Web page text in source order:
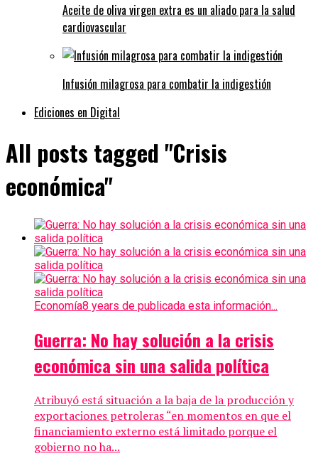
Aceite de oliva virgen extra es un aliado para la salud
cardiovascular
Infusión milagrosa para combatir la indigestión
Ediciones en Digital
All posts tagged "Crisis
económica"
Economía8 years de publicada esta información...
Guerra: No hay solución a la crisis
económica sin una salida política
Atribuyó está situación a la baja de la producción y
exportaciones petroleras “en momentos en que el
financiamiento externo está limitado porque el
gobierno no ha...